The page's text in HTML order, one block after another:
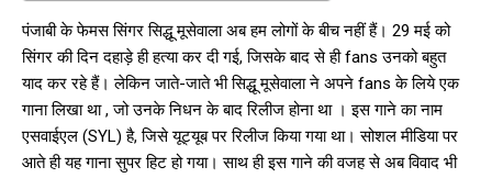
पंजाबी के फेमस सिंगर सिद्धू मूसेवाला अब हम लोगों के बीच नहीं हैं। 29 मई को
सिंगर की दिन दहाड़े ही हत्या कर दी गई, जिसके बाद से ही fans उनको बहुत
याद कर रहे हैं। लेकिन जाते-जाते भी सिद्धू मूसेवाला ने अपने fans के लिये एक
गाना लिखा था , जो उनके निधन के बाद रिलीज होना था । इस गाने का नाम
एसवाईएल (SYL) है, जिसे यूट्यूब पर रिलीज किया गया था। सोशल मीडिया पर
आते ही यह गाना सुपर हिट हो गया। साथ ही इस गाने की वजह से अब विवाद भी